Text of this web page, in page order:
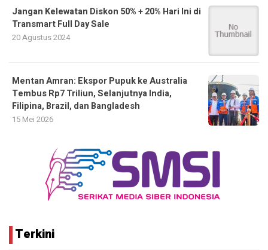
Jangan Kelewatan Diskon 50% + 20% Hari Ini di
Transmart Full Day Sale
20 Agustus 2024
Mentan Amran: Ekspor Pupuk ke Australia
Tembus Rp7 Triliun, Selanjutnya India,
Filipina, Brazil, dan Bangladesh
15 Mei 2026
Terkini